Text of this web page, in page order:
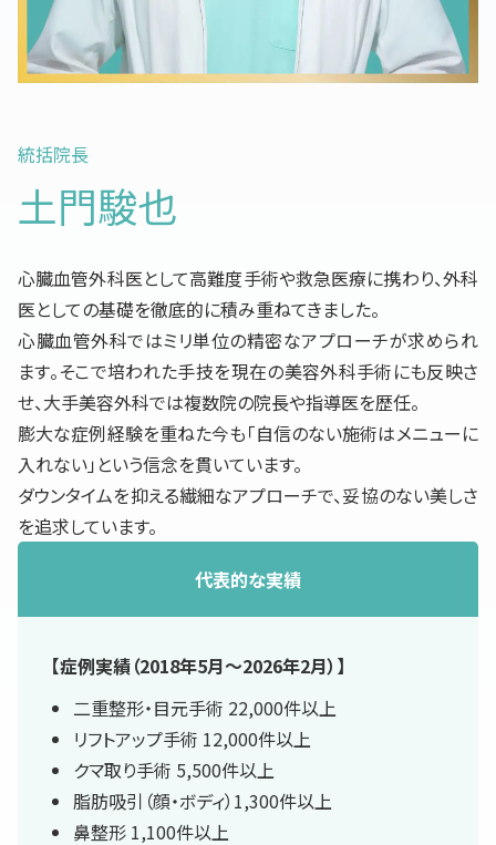
統括院長
土門駿也
心臓血管外科医として高難度手術や救急医療に携わり、外科
医としての基礎を徹底的に積み重ねてきました。
心臓血管外科ではミリ単位の精密なアプローチが求められ
ます。そこで培われた手技を現在の美容外科手術にも反映さ
せ、大手美容外科では複数院の院長や指導医を歴任。
膨大な症例経験を重ねた今も「自信のない施術はメニューに
入れない」という信念を貫いています。
ダウンタイムを抑える繊細なアプローチで、妥協のない美しさ
を追求しています。
代表的な実績
【症例実績（2018年5月〜2026年2月）】
二重整形・目元手術 22,000件以上
リフトアップ手術 12,000件以上
クマ取り手術 5,500件以上
脂肪吸引（顔・ボディ）1,300件以上
鼻整形 1,100件以上